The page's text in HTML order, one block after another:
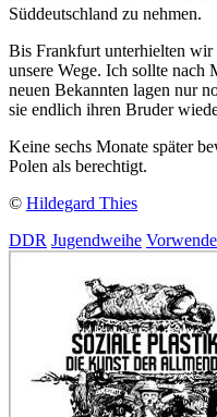
Süddeutschland zu nehmen.
Bis Frankfurt unterhielten wir
unsere Wege. Ich sollte nach
neuen Bekannten lagen nur
sie endlich ihren Bruder
Keine sechs Monate später
Polen als berechtigt.
© Hildegard Thies
DDR Jugendweihe